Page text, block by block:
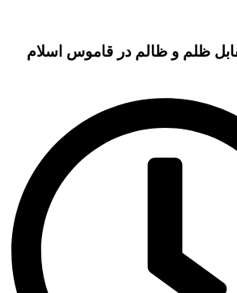
ظلم و ظالم در قاموس اسلام